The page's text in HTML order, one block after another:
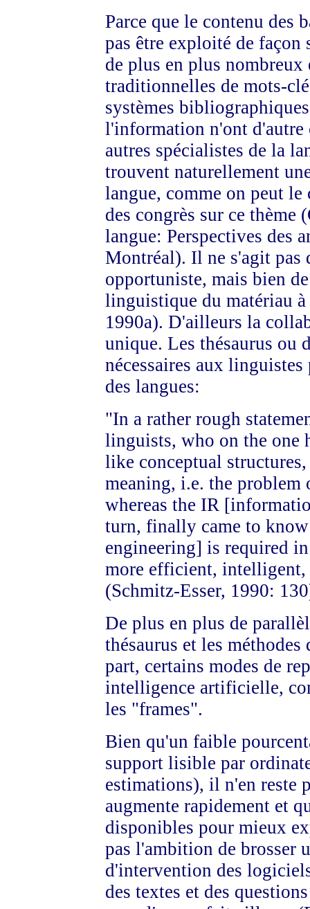
Parce que le contenu des
pas être exploité de
de plus en plus
traditionnelles de mots-
systèmes
l'information n'ont d'autre
autres spécialistes de la
trouvent naturellement
langue, comme on peut le
des congrès sur ce
langue: Perspectives des
Montréal). Il ne s'agit pas
opportuniste, mais bien
linguistique du matériau
1990a). D'ailleurs la
unique. Les thésaurus ou
nécessaires aux
des langues:
"In a rather rough
linguists, who on the one
like conceptual
meaning, i.e. the problem
whereas the IR
turn, finally came to
engineering] is required
more efficient, intelligent,
(Schmitz-Esser, 1990:
De plus en plus de
thésaurus et les
part, certains modes de
intelligence artificielle,
les "frames".
Bien qu'un faible
support lisible par
estimations), il n'en reste
augmente rapidement et
disponibles pour mieux
pas l'ambition de brosser
d'intervention des
des textes et des